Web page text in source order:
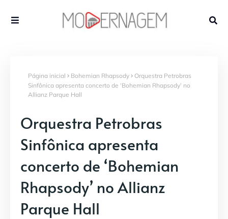
Página inicial Bohemian Rhapsody
Orquestra Petrobras
Sinfônica apresenta concerto de ‘Bohemian Rhapsody’ no
Allianz Parque Hall
Orquestra Petrobras
Sinfônica apresenta
concerto de ‘Bohemian
Rhapsody’ no Allianz
Parque Hall